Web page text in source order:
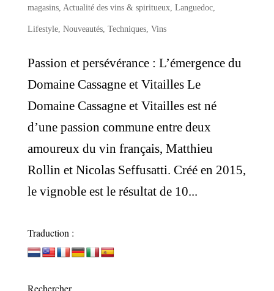
magasins, Actualité des vins & spiritueux, Languedoc,
Lifestyle, Nouveautés, Techniques, Vins
Passion et persévérance : L’émergence du
Domaine Cassagne et Vitailles Le
Domaine Cassagne et Vitailles est né
d’une passion commune entre deux
amoureux du vin français, Matthieu
Rollin et Nicolas Seffusatti. Créé en 2015,
le vignoble est le résultat de 10...
Traduction :